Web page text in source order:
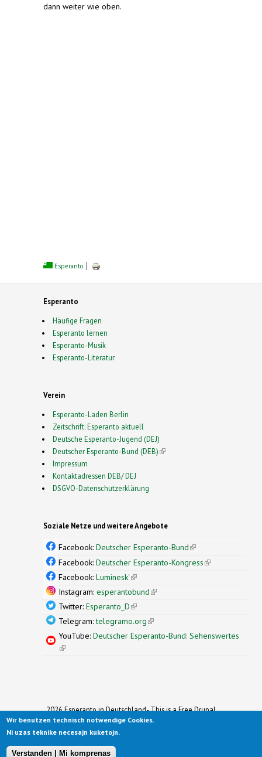
dann weiter wie oben.
Esperanto
Esperanto
Häufige Fragen
Esperanto lernen
Esperanto-Musik
Esperanto-Literatur
Verein
Esperanto-Laden Berlin
Zeitschrift: Esperanto aktuell
Deutsche Esperanto-Jugend (DEJ)
Deutscher Esperanto-Bund (DEB)(link is external)
Impressum
Kontaktadressen DEB/ DEJ
DSGVO-Datenschutzerklärung
Soziale Netze und weitere Angebote
Facebook: Deutscher Esperanto-Bund(link is
external)
Facebook: Deutscher Esperanto-Kongress(link is
Facebook: Luminesk'(link is external)
Instagram: esperantobund(link is external)
Twitter: Esperanto_D(link is external)
Telegram:telegramo.org(link is external)
YouTube: Deutscher Esperanto-Bund: Sehenswertes
(link is external)
2026 Esperanto in Deutschland- This is a Free Drupal
Theme
Ported to Drupal for the Open Source Community by
Original design by
Wir benutzen technisch notwendige Cookies.
Ni uzas teknike necesajn kuketojn.
Verstanden | Mi komprenas